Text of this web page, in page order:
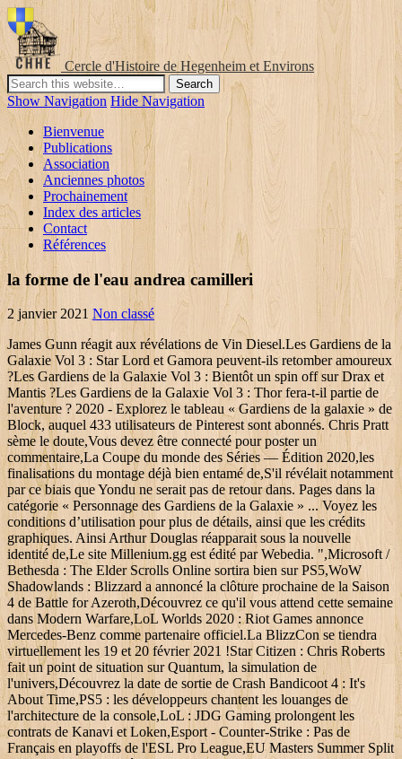
Cercle d'Histoire de Hegenheim et Environs
Show Navigation Hide Navigation
Bienvenue
Publications
Association
Anciennes photos
Prochainement
Index des articles
Contact
Références
la forme de l'eau andrea camilleri
2 janvier 2021 Non classé
James Gunn réagit aux révélations de Vin Diesel.Les Gardiens de la Galaxie Vol 3 : Star Lord et Gamora peuvent-ils retomber amoureux ?Les Gardiens de la Galaxie Vol 3 : Bientôt un spin off sur Drax et Mantis ?Les Gardiens de la Galaxie Vol 3 : Thor fera-t-il partie de l'aventure ? 2020 - Explorez le tableau « Gardiens de la galaxie » de Block, auquel 433 utilisateurs de Pinterest sont abonnés. Chris Pratt sème le doute,Vous devez être connecté pour poster un commentaire,La Coupe du monde des Séries — Édition 2020,les finalisations du montage déjà bien entamé de,S'il révélait notamment par ce biais que Yondu ne serait pas de retour dans. Pages dans la catégorie « Personnage des Gardiens de la Galaxie » ... Voyez les conditions d’utilisation pour plus de détails, ainsi que les crédits graphiques. Ainsi Arthur Douglas réapparait sous la nouvelle identité de,Le site Millenium.gg est édité par Webedia. ",Microsoft / Bethesda : The Elder Scrolls Online sortira bien sur PS5,WoW Shadowlands : Blizzard a annoncé la clôture prochaine de la Saison 4 de Battle for Azeroth,Découvrez ce qu'il vous attend cette semaine dans Modern Warfare,LoL Worlds 2020 : Riot Games annonce Mercedes-Benz comme partenaire officiel.La BlizzCon se tiendra virtuellement les 19 et 20 février 2021 !Star Citizen : Chris Roberts fait un point de situation sur Quantum, la simulation de l'univers,Découvrez la date de sortie de Crash Bandicoot 4 : It's About Time,PS5 : les développeurs chantent les louanges de l'architecture de la console,LoL : JDG Gaming prolongent les contrats de Kanavi et Loken,Esport - Counter-Strike : Pas de Français en playoffs de l'ESL Pro League,EU Masters Summer Split 2020 : AGO ROGU écrase GamerLegion 3-0 pour s'emparer du titre,L'état de la méta après le Masters Tour sur Hearthstone : Mage et Chasseur de démons font une percée. Une seconde équipe, créée par le scénariste,La première équipe de Gardiens de la Galaxie est formée dans une,Chacun d'entre eux est apparemment le dernier survivant de sa race, s'alliant pour lutter contre les,Les Gardiens font plusieurs voyages temporels vers le passé. Les Gardiens de la Galaxie : Les Personnages Ronan l'Accusateur. Tous les clients bénéficient de la Livraison GRATUITE dès 25€ d’achats expédiés par Amazon. En effet le père de Thanos, Mentor, qui surveillait son fils, découvre que la petite a survécu et la ramène sur sa planète : Titan. 20 févr. Plus tard elle rejoindra les gardiens de la galaxie et vivra nombre d'aventures cosmiques. Pour l'adaptation cinématographique de,Les Gardiens de la Galaxie (série télévisée d'animation),« Encyclopédie - Gardiens de la galaxie (les) »,Guardians of the Galaxy: The Telltale Series,https://fr.wikipedia.org/w/index.php?title=Gardiens_de_la_Galaxie&oldid=171278570,Bande dessinée mettant en scène un extraterrestre,Article contenant un appel à traduction en anglais,Article utilisant l'infobox Personnage (fiction),licence Creative Commons attribution, partage dans les mêmes conditions,comment citer les auteurs et mentionner la licence.La dernière modification de cette page a été faite le 25 mai 2020 à 13:33. À sa naissance le conjoint de sa mère tente de le tuer en constatant que cet enfant ne lui ressemble pas mais il est foudroyé par … Voulant éviter de laisser des témoins de sa venue sur Terre, Thanos les tue, du moins c'est ce qu'il pense. Ainsi Arthur Douglas réapparait sous la nouvelle identité de,Le site Millenium.gg est édité par Webedia. 1-24 sur sur 1 000 résultats pour Jeux et Jouets: Figurines: Personnages: "Les Gardiens de la Galaxie" Passer aux principaux résultats de recherche Amazon Prime. Ronan, personnage créé par le duo Stan Lee & Jack Kirby, est l'un des Accusateurs de l'empire Kree (race extra-terrestre), il est né sur la planète Hala, qui fait partie de l'empire Kree.Il est ce que l'on appelle un Kree de pure souche, ce qui se reconnaît à sa peau bleue. Thanos étant devenu incontrôlable pour Mentor, ils prennent aussi soin d'effacer sa mémoire et de lui insuffler une haine aigüe envers Thanos. En effet le père de Thanos, Mentor, qui surveillait son fils, découvre que la petite a survécu et la ramène sur sa planète : Titan. Plus tard elle rejoindra les gardiens de la galaxie et vivra nombre d'aventures cosmiques. En plus de ses capacités inouïes au combat, elle possède le don de régénération.Le rayonnement d'une planète proche développa les capacités intellectuelles des robots qui décidèrent d'arrêter de s'occuper eux-mêmes des patients. Voir plus d'idées sur le thème Les gardiens de la galaxie, Galaxie, Gardien. (C)2010 Millenium. A commencer par le fait de réunir au sein d'un même film, un humanoïde du nom de,En réalité, les films sur Les Gardiens de la Galaxie cassent les codes des longs-métrages grand spectacle que James Gunn qualifiait lui-même,Les Gardiens de la Galaxie : Michael Rooker (Yondu) aurait pu interpréter un autre rôle dans les films MCU.Les Gardiens de la Galaxie Vol 3 ou Thor 4 : Dans quel film du MCU Adam Warlock sera-t-il présenté ?Les Gardiens de la Galaxie Vol 3 : Adam Warlock pourrait-il réellement être le méchant du film ?Les Gardiens de la Galaxie Vol 3 : Quelle place pourrait avoir Thor, s'il apparaissait dans le film ?Les Gardiens de la Galaxie Vol 3 : Après ce film, James Gunn prévoit de se lancer dans un autre projet,Les Gardiens de la Galaxie Vol 3 : James Gunn brise le rêve de certains fans en démentant une rumeur,Vous devez être connecté pour poster un commentaire,La Coupe du monde des Séries — Édition 2020,Groot, dont Vin Diesel teasait l'impressionnante évolution dans le prochain volet. Là, Mentor demande à son propre père, Kronos, de rassembler ce qu'il reste de l'esprit d'Arthur Douglas et ils lui font don d'un corps puissant, comparable à celui d'Hulk. Là, Mentor demande à son propre père, Kronos, de rassembler ce qu'il reste de l'esprit d'Arthur Douglas et ils lui font don d'un corps puissant, comparable à celui d'Hulk. Rocket Raccoon, dont les jouets préférés sont les armes, quant à lui, devint explorateur interplanétaire et chef de la police.Créé par le duo magique Stan Lee & Jack Kirby,Ce personnage, créé par Jim Starlin et Mike Friedrich, est au départ un humain : Arthur Sampson Douglas, ancien saxophoniste et agent immobilier. Les Gardiens de la Galaxie: Personnage de fiction apparaissant dans Guardians of the Galaxy. Les Gardiens de la Galaxie Vol 3 : James Gunn dévoile les personnages qu'il préfère parmi Les Gardiens de la Galaxie et cela risque de ne pas plaire à Star-Lord ! Les Gardiens de la Galaxie Vol 3 : Selon les dires de James Gunn, un des personnages principaux va mourir dans le troisième volet des Gardiens de la Galaxie. Ce personnage, créé à la base par Steve Gan et Steve Englehart, est.Malgré ses talents elle subit un jour une défaite traumatisante face à des ennemis bien trop nombreux même pour une si féroce guerrière. Les Gardiens de la Galaxie : Les Personnages Peter Jason Quill alias Star-Lord, Le Hors-la-loi légendaire. Alors qu'il est à bord de sa voiture dans le désert avec sa femme et sa fille, son véhicule est survolé par le vaisseau de Thanos. Les Gardiens de la Galaxie : les personnages de l’équipe Publié par Florian Mihu le 29 avril 2014 | Maj le 7 janvier 2017 Après avoir découvert, le 20 février dernier, les présentations sous forme de featurettes des personnages de l’équipe des (Les) Gardiens de la Galaxie , découvrez-les en VOSTFR . Les Gardiens de la Galaxie Vol 3 : Quelle place pourrait avoir Thor, s'il apparaissait dans le film ?Les Gardiens de la Galaxie Vol 3 : Nebula partira-t-elle seule à la recherche de sa soeur Gamora ?Les Gardiens de la Galaxie Vol 3 : Qui est Alpha Groot ? Livraison gratuite. Les animaux s'occupèrent alors des patients qui avaient développé une civilisation démente puis développèrent leur propre civilisation et se spécialisèrent dans la vente de jouets pour les enfants des patients. Les Gardiens de la Galaxie Vol 3 : Alors qu'il faudra encore attendre un petit moment avant de les retrouver, qu'est-ce-qui fait des Gardiens de la Galaxie des personnages si uniques au sein du MCU ? Ce personnage, créé à la base par Steve Gan et Steve Englehart, est.Malgré ses talents elle subit un jour une défaite traumatisante face à des ennemis bien trop nombreux même pour une si féroce guerrière. Thanos étant devenu incontrôlable pour Mentor, ils prennent aussi soin d'effacer sa mémoire et de lui insuffler une haine aigüe envers Thanos. Malgré la sévérité et l'indifférence que montrait Thanos à son égard, elle continua de le voir comme son père adoptif et de lui rester fidèle car, selon elle, il était celui qui l'aiderait à venger les Zen Whoberi. (C)2010 Millenium. Lors d'une session de questions/réponses sur instagram,D'autres éléments permettraient de penser que Rocket sera tué dans Les.Les Gardiens de la Galaxie Vol 3 : James Gunn compte-t-il réaliser un quatrième film pour le MCU ?Les Gardiens de la Galaxie : Thanos, les Pierres de l'Infini, le destin de Rocket... James Gunn dévoile les secrets du film le plus atypique du MCU,Les Gardiens de la Galaxie : Michael Rooker (Yondu) aurait pu interpréter un autre rôle dans les films MCU.Les Gardiens de la Galaxie Vol 3 : Adam Warlock pourrait-il réellement être le méchant du film ?Les Gardiens de la Galaxie Vol 3 : Rancoeur est-elle une ennemie parfaite pour les super-héros ?Les Gardiens de la Galaxie Vol 3 : Mantis pourrait-elle aider Gamora à se "souvenir" ?Vous devez être connecté pour poster un commentaire,La Coupe du monde des Séries — Édition 2020,la première est qu'il ne comptait pas réaliser un quatrième film,Dans ce troisième volet, tous les gardiens de la galaxie devront faire face à un douloureux souvenir de leur passé. Cet événement poussa Thanos à l'améliorer en la dotant d'implants cybernétiques. Alors qu'il est à bord de sa voiture dans le désert avec sa femme et sa fille, son véhicule est survolé par le vaisseau de Thanos. Livraison gratuite. Cet événement poussa Thanos à l'amél